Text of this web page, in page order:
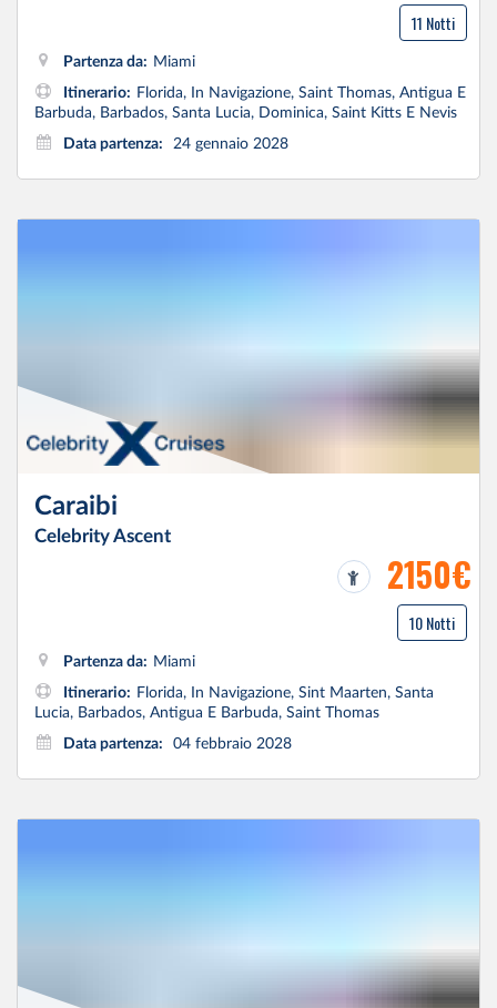
11 Notti
Partenza da: Miami
Itinerario: Florida, In Navigazione, Saint Thomas, Antigua E
Barbuda, Barbados, Santa Lucia, Dominica, Saint Kitts E Nevis
Data partenza:
24 gennaio 2028
Caraibi
Celebrity Ascent
2150€
10 Notti
Partenza da: Miami
Itinerario: Florida, In Navigazione, Sint Maarten, Santa
Lucia, Barbados, Antigua E Barbuda, Saint Thomas
Data partenza:
04 febbraio 2028